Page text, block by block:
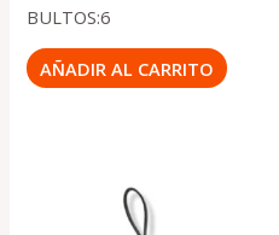
BULTOS:6
AÑADIR AL CARRITO